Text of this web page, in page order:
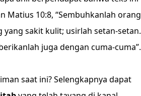
Matius 10:8, “Sembuhkanlah orang
sakit kulit; usirlah setan-setan.
juga dengan cuma-cuma”.
saat ini? Selengkapnya dapat